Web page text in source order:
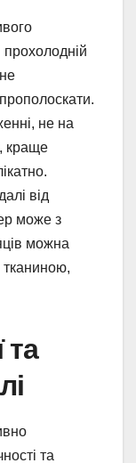
не на
краще
від
може з
можна
та
та